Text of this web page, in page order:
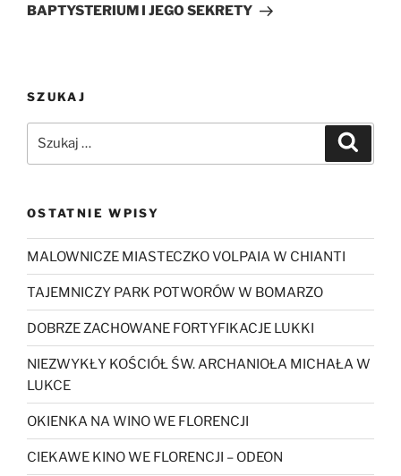
wpis
BAPTYSTERIUM I JEGO SEKRETY
SZUKAJ
OSTATNIE WPISY
MALOWNICZE MIASTECZKO VOLPAIA W CHIANTI
TAJEMNICZY PARK POTWORÓW W BOMARZO
DOBRZE ZACHOWANE FORTYFIKACJE LUKKI
NIEZWYKŁY KOŚCIÓŁ ŚW. ARCHANIOŁA MICHAŁA W
LUKCE
OKIENKA NA WINO WE FLORENCJI
CIEKAWE KINO WE FLORENCJI – ODEON